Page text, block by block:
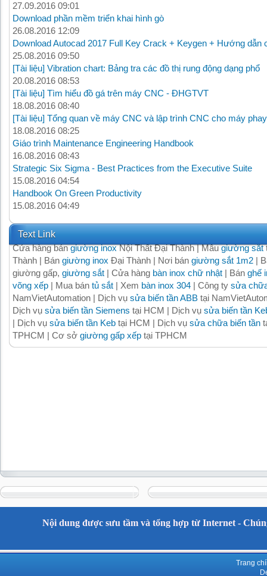
27.09.2016 09:01
Download phần mềm triển khai hình gò
26.08.2016 12:09
Download Autocad 2017 Full Key Crack + Keygen + Hướng dẫn
25.08.2016 09:50
[Tài liệu] Vibration chart: Bảng tra các đồ thị rung động dạng phổ
20.08.2016 08:53
[Tài liệu] Tìm hiểu đồ gá trên máy CNC - ĐHGTVT
18.08.2016 08:40
[Tài liệu] Tổng quan về máy CNC và lập trình CNC cho máy
18.08.2016 08:25
Giáo trình Maintenance Engineering Handbook
16.08.2016 08:43
Strategic Six Sigma - Best Practices from the Executive Suite
15.08.2016 04:54
Handbook On Green Productivity
15.08.2016 04:49
Text Link
Cửa hàng bángiường inoxNội Thất Đại Thành | Mẫugiường sắt
Thành | Bán giường inox Đại Thành | Nơi bán giường sắt 1m2 |
giường gấp, giường sắt | Cửa hàng bàn inox chữ nhật | Bán ghế
võng xếp | Mua bán tủ sắt | Xem bàn inox 304 | Công ty sửa
NamVietAutomation | Dịch vụ sửa biến tần ABB tại
Dịch vụ sửa biến tần Siemens tại HCM | Dịch vụ sửa biến tần
| Dịch vụ sửa biến tần Keb tại HCM | Dịch vụ sửa chữa biến tần
TPHCM | Cơ sở giường gấp xếp tại TPHCM
Nội dung được sưu tầm và tổng hợp từ Internet -
Trang